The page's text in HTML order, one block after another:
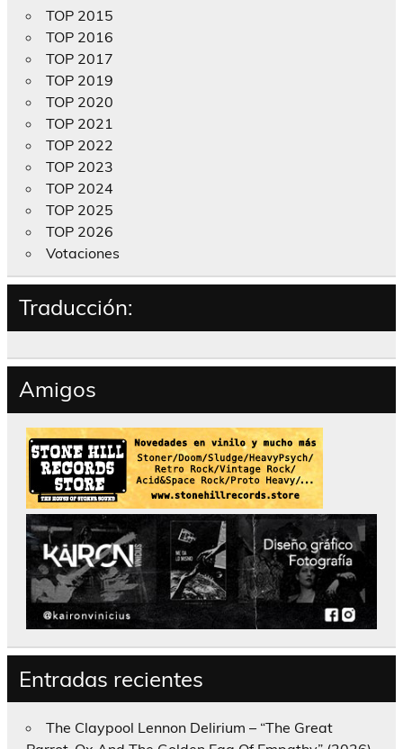
TOP 2015
TOP 2016
TOP 2017
TOP 2019
TOP 2020
TOP 2021
TOP 2022
TOP 2023
TOP 2024
TOP 2025
TOP 2026
Votaciones
Traducción:
Amigos
Entradas recientes
The Claypool Lennon Delirium – “The Great